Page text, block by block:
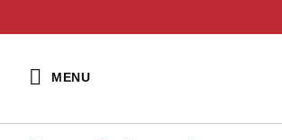
contenuto
MENU